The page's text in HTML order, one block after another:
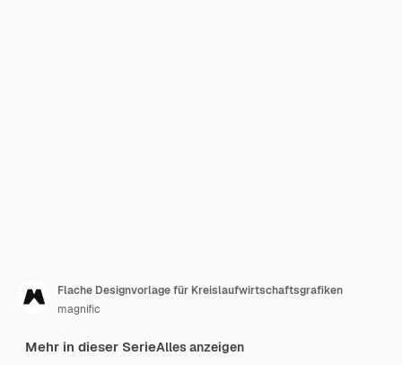
Flache Designvorlage für Kreislaufwirtschaftsgrafiken
magnific
Mehr in dieser SerieAlles anzeigen